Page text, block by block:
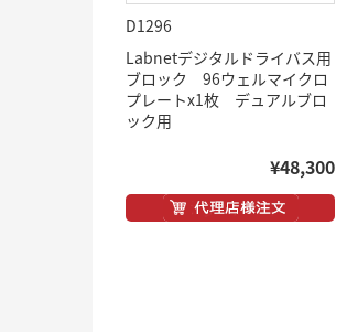
D1296
Labnetデジタルドライバス用
ブロック 96ウェルマイクロ
プレートx1枚 デュアルブロ
ック用
¥48,300